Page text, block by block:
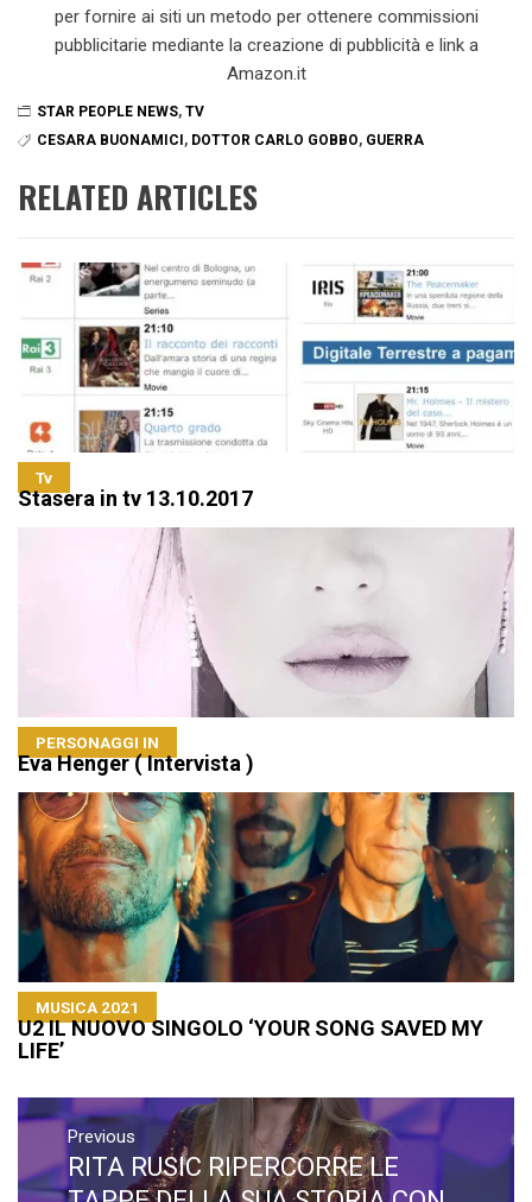
per fornire ai siti un metodo per ottenere commissioni
pubblicitarie mediante la creazione di pubblicità e link a
Amazon.it
STAR PEOPLE NEWS, TV
CESARA BUONAMICI , DOTTOR CARLO GOBBO, GUERRA
RELATED ARTICLES
Tv
Stasera in tv 13.10.2017
PERSONAGGI IN
Eva Henger ( Intervista )
MUSICA 2021
U2 IL NUOVO SINGOLO ‘YOUR SONG SAVED MY
LIFE’
Navigazione
articoli
Previous
Previous
post:
RITA RUSIC RIPERCORRE LE